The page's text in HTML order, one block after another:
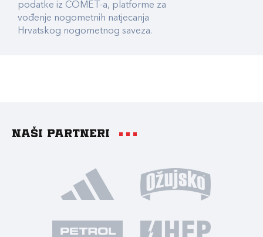
podatke iz COMET-a, platforme za
vođenje nogometnih natjecanja
Hrvatskog nogometnog saveza.
Naši partneri